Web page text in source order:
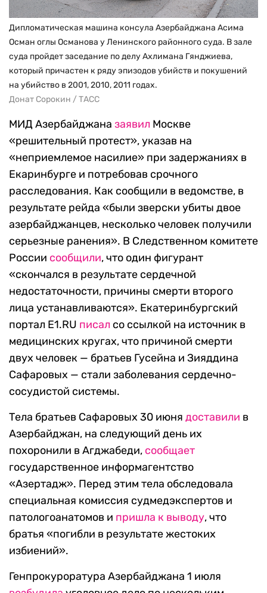
Дипломатическая машина консула Азербайджана Асима
Осман оглы Османова у Ленинского районного суда. В зале
суда пройдет заседание по делу Ахлимана Гянджиева,
который причастен к ряду эпизодов убийств и покушений
на убийство в 2001, 2010, 2011 годах.
Донат Сорокин / ТАСС
МИД Азербайджана заявил Москве
«решительный протест», указав на
«неприемлемое насилие» при задержаниях в
Екаринбурге и потребовав срочного
расследования. Как сообщили в ведомстве, в
результате рейда «были зверски убиты двое
азербайджанцев, несколько человек получили
серьезные ранения». В Следственном комитете
России сообщили, что один фигурант
«скончался в результате сердечной
недостаточности, причины смерти второго
лица устанавливаются». Екатеринбургский
портал E1.RU писал со ссылкой на источник в
медицинских кругах, что причиной смерти
двух человек — братьев Гусейна и Зияддина
Сафаровых — стали заболевания сердечно-
сосудистой системы.
Тела братьев Сафаровых 30 июня доставили в
Азербайджан, на следующий день их
похоронили в Агджабеди, сообщает
государственное информагентство
«Азертадж». Перед этим тела обследовала
специальная комиссия судмедэкспертов и
патологоанатомов и пришла к выводу, что
братья «погибли в результате жестоких
избиений».
Генпрокуроратура Азербайджана 1 июля